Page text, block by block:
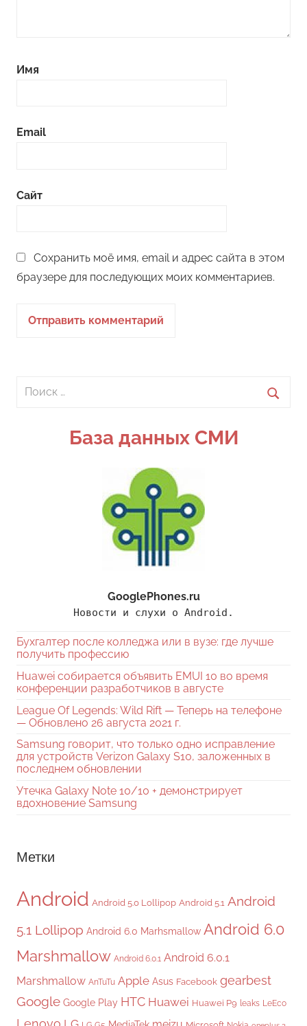
Имя
Email
Сайт
Сохранить моё имя, email и адрес сайта в этом
браузере для последующих моих комментариев.
Поиск
База данных СМИ
GooglePhones.ru
Новости и слухи о Android.
Бухгалтер после колледжа или в вузе: где лучше
получить профессию
Huawei собирается объявить EMUI 10 во время
конференции разработчиков в августе
League Of Legends: Wild Rift — Теперь на телефоне
— Обновлено 26 августа 2021 г.
Samsung говорит, что только одно исправление
для устройств Verizon Galaxy S10, заложенных в
последнем обновлении
Утечка Galaxy Note 10/10 + демонстрирует
вдохновение Samsung
Метки
Android Android 5.0 Lollipop Android 5.1 Android
5.1 Lollipop Android 6.0 Marhsmallow Android 6.0
Marshmallow Android 6.0.1 Android 6.0.1
Marshmallow AnTuTu Apple Asus Facebook gearbest
Google Google Play HTC Huawei Huawei P9 leaks LeEco